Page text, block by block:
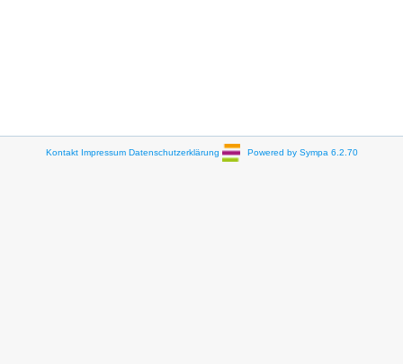
Kontakt Impressum Datenschutzerklärung Powered by Sympa 6.2.70